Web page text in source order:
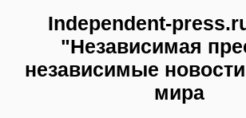
Independent-
"Независимая
независимые
мира